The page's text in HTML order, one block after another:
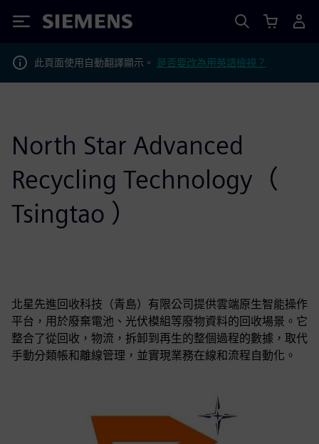
Siemens
此頁面使用自動翻譯顯示。 是否要改為用英語檢視？
North Star Advanced
Recycling Technology（
Tsingtao ）
北星先進回收科技（青島）有限公司提供雲端原生智能操作
平台，用於廢棄電池、光伏模組等廢物資料的回收場景。它
整合了從回收，物流，拆卸到再生的整個過程的數據，取代
手動分類帳和離線管理，並實現業務在線和流程自動化。